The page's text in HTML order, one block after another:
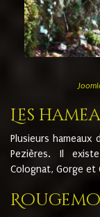
Les
Plusieurs hameaux
Pezières. Il
Colognat, Gorge et